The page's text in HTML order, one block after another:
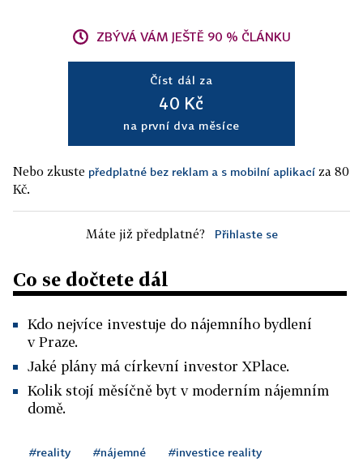
ZBÝVÁ VÁM JEŠTĚ 90 % ČLÁNKU
Číst dál za
40 Kč
na první dva měsíce
Nebo zkuste předplatné bez reklam a s mobilní aplikací za 80
Kč.
Máte již předplatné? Přihlaste se
Co se dočtete dál
Kdo nejvíce investuje do nájemního bydlení
v Praze.
Jaké plány má církevní investor XPlace.
Kolik stojí měsíčně byt v moderním nájemním
domě.
#reality #nájemné #investice reality